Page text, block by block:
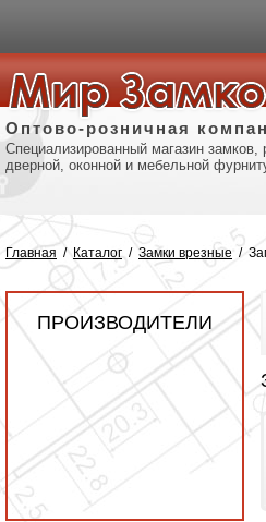
Оптово-розничная
Специализированный магазин замков,
дверной, оконной и мебельной
Главная / Каталог / Замки врезные /
ПРОИЗВОДИТЕЛИ